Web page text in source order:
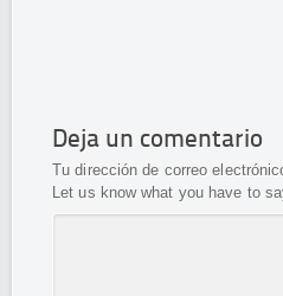
Deja un comentario
Tu dirección de correo
Let us know what you have to